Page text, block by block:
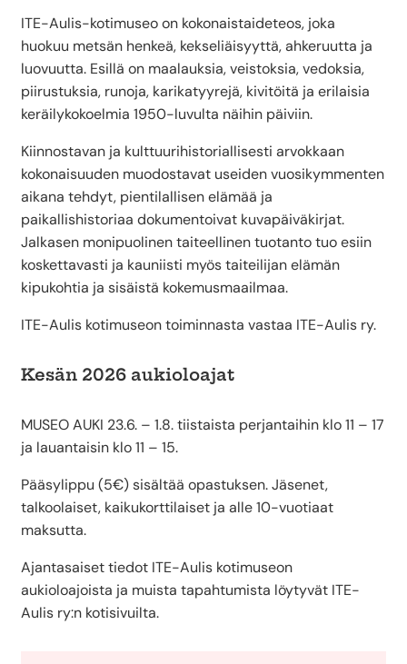
ITE-Aulis-kotimuseo on kokonaistaideteos, joka
huokuu metsän henkeä, kekseliäisyyttä, ahkeruutta ja
luovuutta. Esillä on maalauksia, veistoksia, vedoksia,
piirustuksia, runoja, karikatyyrejä, kivitöitä ja erilaisia
keräilykokoelmia 1950-luvulta näihin päiviin.
Kiinnostavan ja kulttuurihistoriallisesti arvokkaan
kokonaisuuden muodostavat useiden vuosikymmenten
aikana tehdyt, pientilallisen elämää ja
paikallishistoriaa dokumentoivat kuvapäiväkirjat.
Jalkasen monipuolinen taiteellinen tuotanto tuo esiin
koskettavasti ja kauniisti myös taiteilijan elämän
kipukohtia ja sisäistä kokemusmaailmaa.
ITE-Aulis kotimuseon toiminnasta vastaa ITE-Aulis ry.
Kesän 2026 aukioloajat
MUSEO AUKI 23.6. – 1.8. tiistaista perjantaihin klo 11 – 17
ja lauantaisin klo 11 – 15.
Pääsylippu (5€) sisältää opastuksen. Jäsenet,
talkoolaiset, kaikukorttilaiset ja alle 10-vuotiaat
maksutta.
Ajantasaiset tiedot ITE-Aulis kotimuseon
aukioloajoista ja muista tapahtumista löytyvät ITE-
Aulis ry:n kotisivuilta.